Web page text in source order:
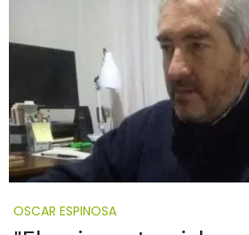
OSCAR ESPINOSA